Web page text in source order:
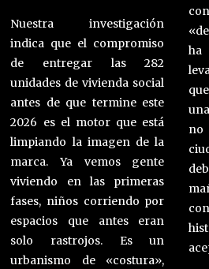
Nuestra investigación
indica que el compromiso
de entregar las 282
unidades de vivienda social
antes de que termine este
2026 es el motor que está
limpiando la imagen de la
marca. Ya vemos gente
viviendo en las primeras
fases, niños corriendo por
espacios que antes eran
solo rastrojos. Es un
urbanismo de «costura»,
no